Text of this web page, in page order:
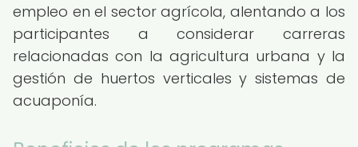
empleo en el sector agrícola, alentando a los
participantes a considerar carreras
relacionadas con la agricultura urbana y la
gestión de huertos verticales y sistemas de
acuaponía.